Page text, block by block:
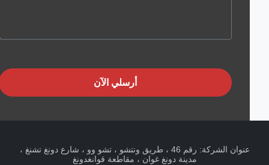
أرسلي الآن
عنوان الشركة: رقم 46 ، طريق ونتشو ، تشو وو ، شارع دونغ تشنغ ،
مدينة دونغ غوان ، مقاطعة قوانغدونغ